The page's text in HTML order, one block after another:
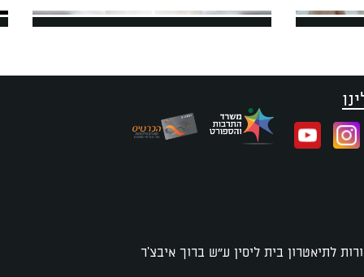
לתיאטרון בית ליסין ע"ש ברוך איבצ'ר